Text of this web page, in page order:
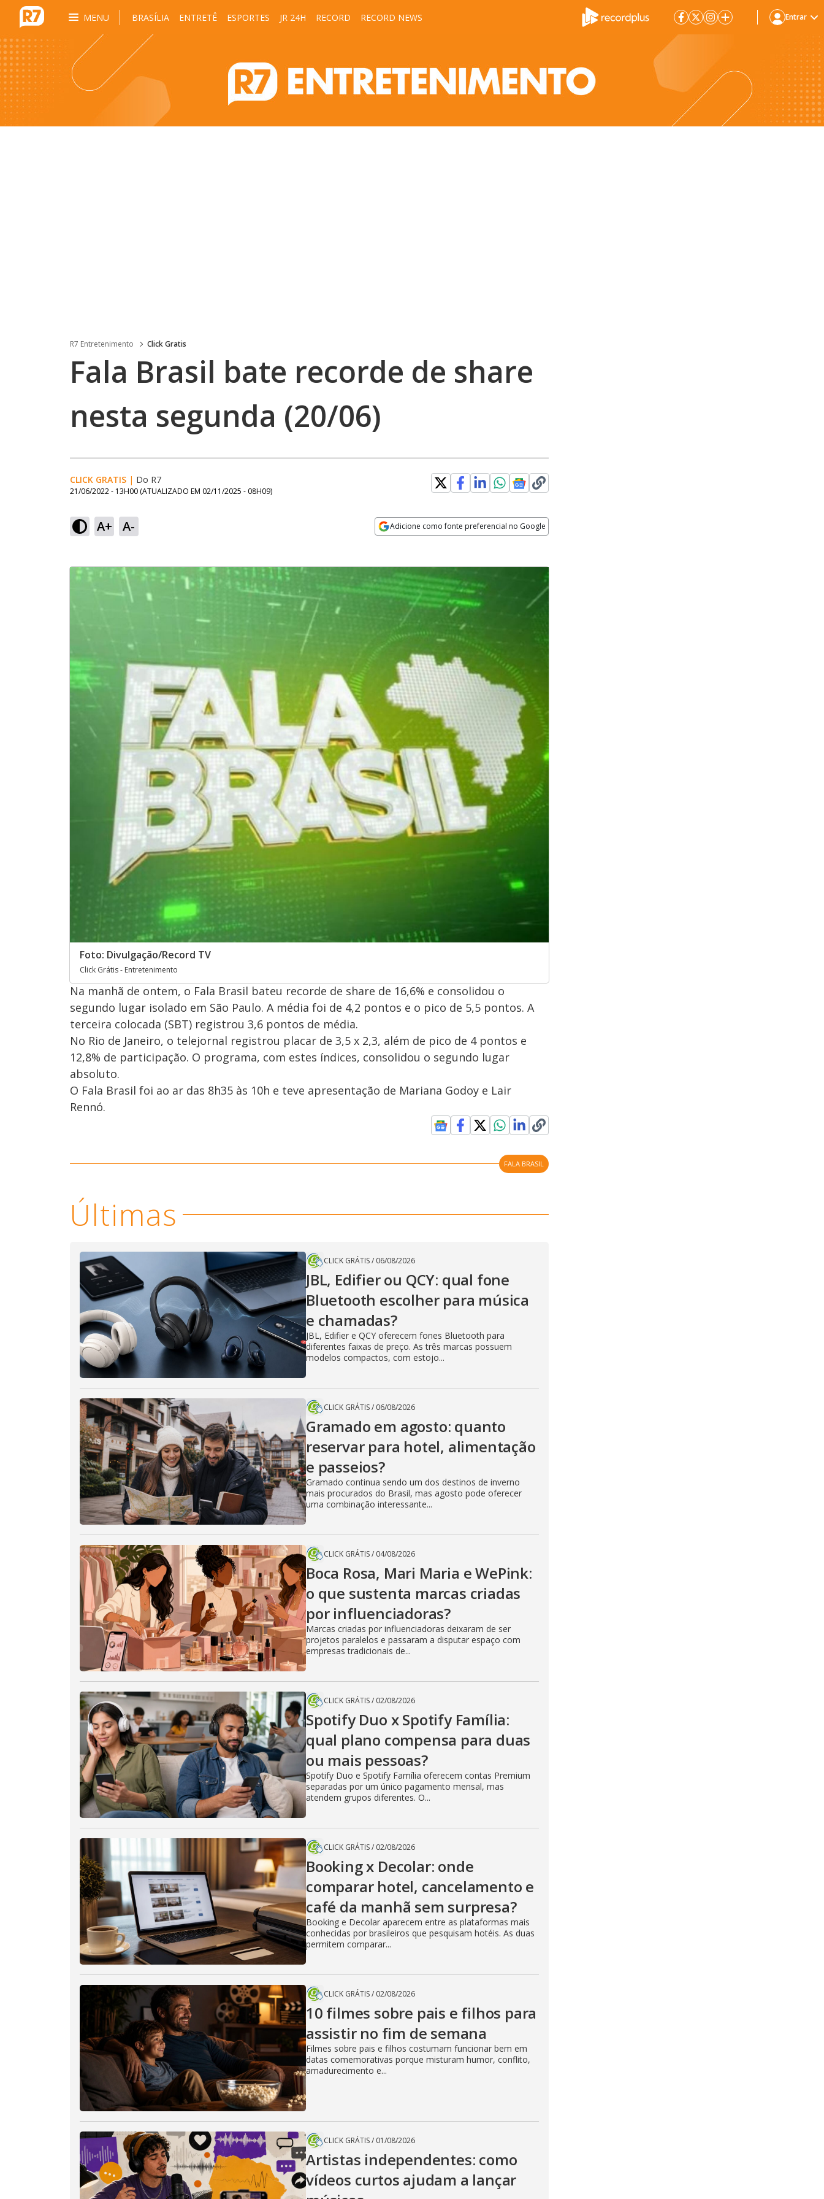
MENU BRASÍLIA ENTRETÊ ESPORTES JR 24H RECORD RECORD NEWS Entrar
R7 Entretenimento Click Gratis
Fala Brasil bate recorde de share
nesta segunda (20/06)
CLICK GRATIS | Do R7
21/06/2022 - 13H00 (ATUALIZADO EM 02/11/2025 - 08H09)
A+ A- Adicione como fonte preferencial no Google
Foto: Divulgação/Record TV
Click Grátis - Entretenimento
Na manhã de ontem, o Fala Brasil bateu recorde de share de 16,6% e consolidou o
segundo lugar isolado em São Paulo. A média foi de 4,2 pontos e o pico de 5,5 pontos. A
terceira colocada (SBT) registrou 3,6 pontos de média.
No Rio de Janeiro, o telejornal registrou placar de 3,5 x 2,3, além de pico de 4 pontos e
12,8% de participação. O programa, com estes índices, consolidou o segundo lugar
absoluto.
O Fala Brasil foi ao ar das 8h35 às 10h e teve apresentação de Mariana Godoy e Lair
Rennó.
FALA BRASIL
Últimas
CLICK GRÁTIS/ 06/08/2026
JBL, Edifier ou QCY: qual fone
Bluetooth escolher para música
e chamadas?
JBL, Edifier e QCY oferecem fones Bluetooth para
diferentes faixas de preço. As três marcas possuem
modelos compactos, com estojo...
CLICK GRÁTIS/ 06/08/2026
Gramado em agosto: quanto
reservar para hotel, alimentação
e passeios?
Gramado continua sendo um dos destinos de inverno
mais procurados do Brasil, mas agosto pode oferecer
uma combinação interessante...
CLICK GRÁTIS/ 04/08/2026
Boca Rosa, Mari Maria e WePink:
o que sustenta marcas criadas
por influenciadoras?
Marcas criadas por influenciadoras deixaram de ser
projetos paralelos e passaram a disputar espaço com
empresas tradicionais de...
CLICK GRÁTIS/ 02/08/2026
Spotify Duo x Spotify Família:
qual plano compensa para duas
ou mais pessoas?
Spotify Duo e Spotify Família oferecem contas Premium
separadas por um único pagamento mensal, mas
atendem grupos diferentes. O...
CLICK GRÁTIS/ 02/08/2026
Booking x Decolar: onde
comparar hotel, cancelamento e
café da manhã sem surpresa?
Booking e Decolar aparecem entre as plataformas mais
conhecidas por brasileiros que pesquisam hotéis. As duas
permitem comparar...
CLICK GRÁTIS/ 02/08/2026
10 filmes sobre pais e filhos para
assistir no fim de semana
Filmes sobre pais e filhos costumam funcionar bem em
datas comemorativas porque misturam humor, conflito,
amadurecimento e...
CLICK GRÁTIS/ 01/08/2026
Artistas independentes: como
vídeos curtos ajudam a lançar